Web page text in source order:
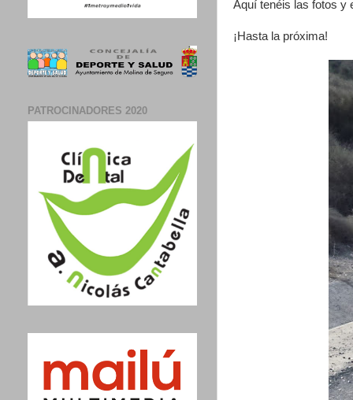
Aquí tenéis las fotos y
¡Hasta la próxima!
PATROCINADORES 2020